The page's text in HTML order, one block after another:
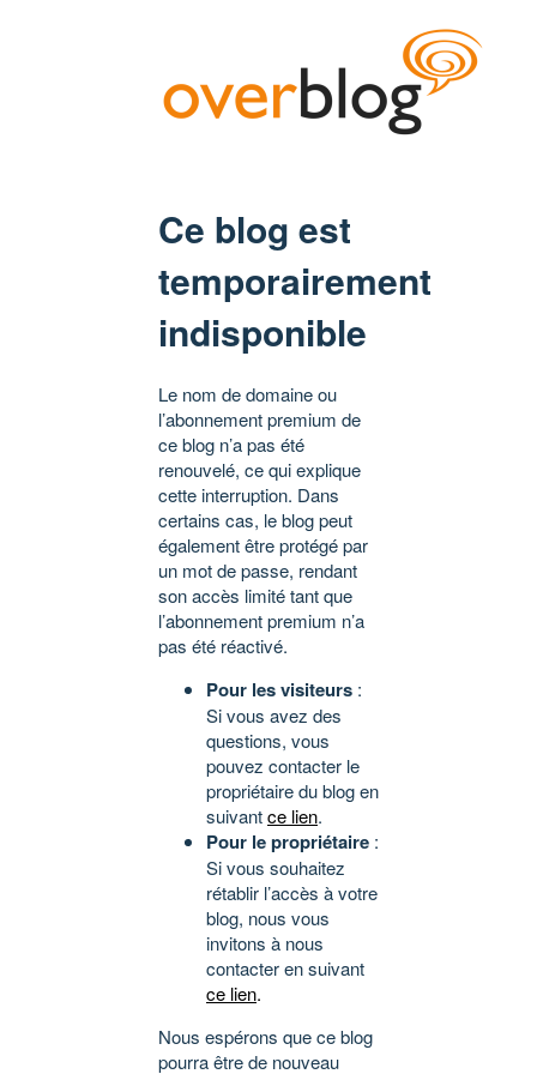
Ce blog est
temporairement
indisponible
Le nom de domaine ou
l’abonnement premium de
ce blog n’a pas été
renouvelé, ce qui explique
cette interruption. Dans
certains cas, le blog peut
également être protégé par
un mot de passe, rendant
son accès limité tant que
l’abonnement premium n’a
pas été réactivé.
Pour les visiteurs :
Si vous avez des
questions, vous
pouvez contacter le
propriétaire du blog en
suivantce lien.
Pour le propriétaire :
Si vous souhaitez
rétablir l’accès à votre
blog, nous vous
invitons à nous
contacter en suivant
ce lien.
Nous espérons que ce blog
pourra être de nouveau